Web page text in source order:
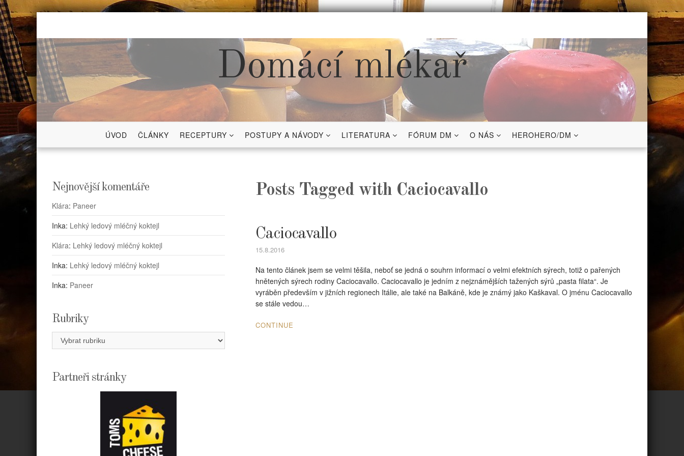
Skip
content
Domácí mlékař
ÚVOD ČLÁNKY RECEPTURY POSTUPY A NÁVODY LITERATURA FÓRUM DM O NÁS HEROHERO/DM
Posts Tagged with Caciocavallo
Caciocavallo
15.8.2016
Na tento článek jsem se velmi těšila, neboť se jedná o souhrn informací o velmi efektních sýrech, totiž o pařených
hnětených sýrech rodiny Caciocavallo. Caciocavallo je jedním z nejznámějších tažených sýrů „pasta filata“. Je
vyráběn především v jižních regionech Itálie, ale také na Balkáně, kde je známý jako Kaškaval. O jménu Caciocavallo
se stále vedou…
CONTINUE
Nejnovější komentáře
Klára: Paneer
Inka: Lehký ledový mléčný koktejl
Klára: Lehký ledový mléčný koktejl
Inka: Lehký ledový mléčný koktejl
Inka: Paneer
Rubriky
Rubriky
Partneři stránky